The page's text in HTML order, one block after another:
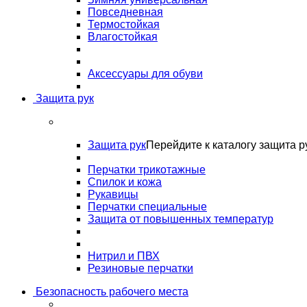
Повседневная
Термостойкая
Влагостойкая
Аксессуары для обуви
Защита рук
Защита рукПерейдите к каталогу защита
Перчатки трикотажные
Спилок и кожа
Рукавицы
Перчатки специальные
Защита от повышенных температур
Нитрил и ПВХ
Резиновые перчатки
Безопасность рабочего места